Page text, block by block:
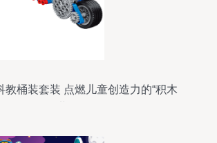
教桶装套装 点燃儿童创造力的“积木